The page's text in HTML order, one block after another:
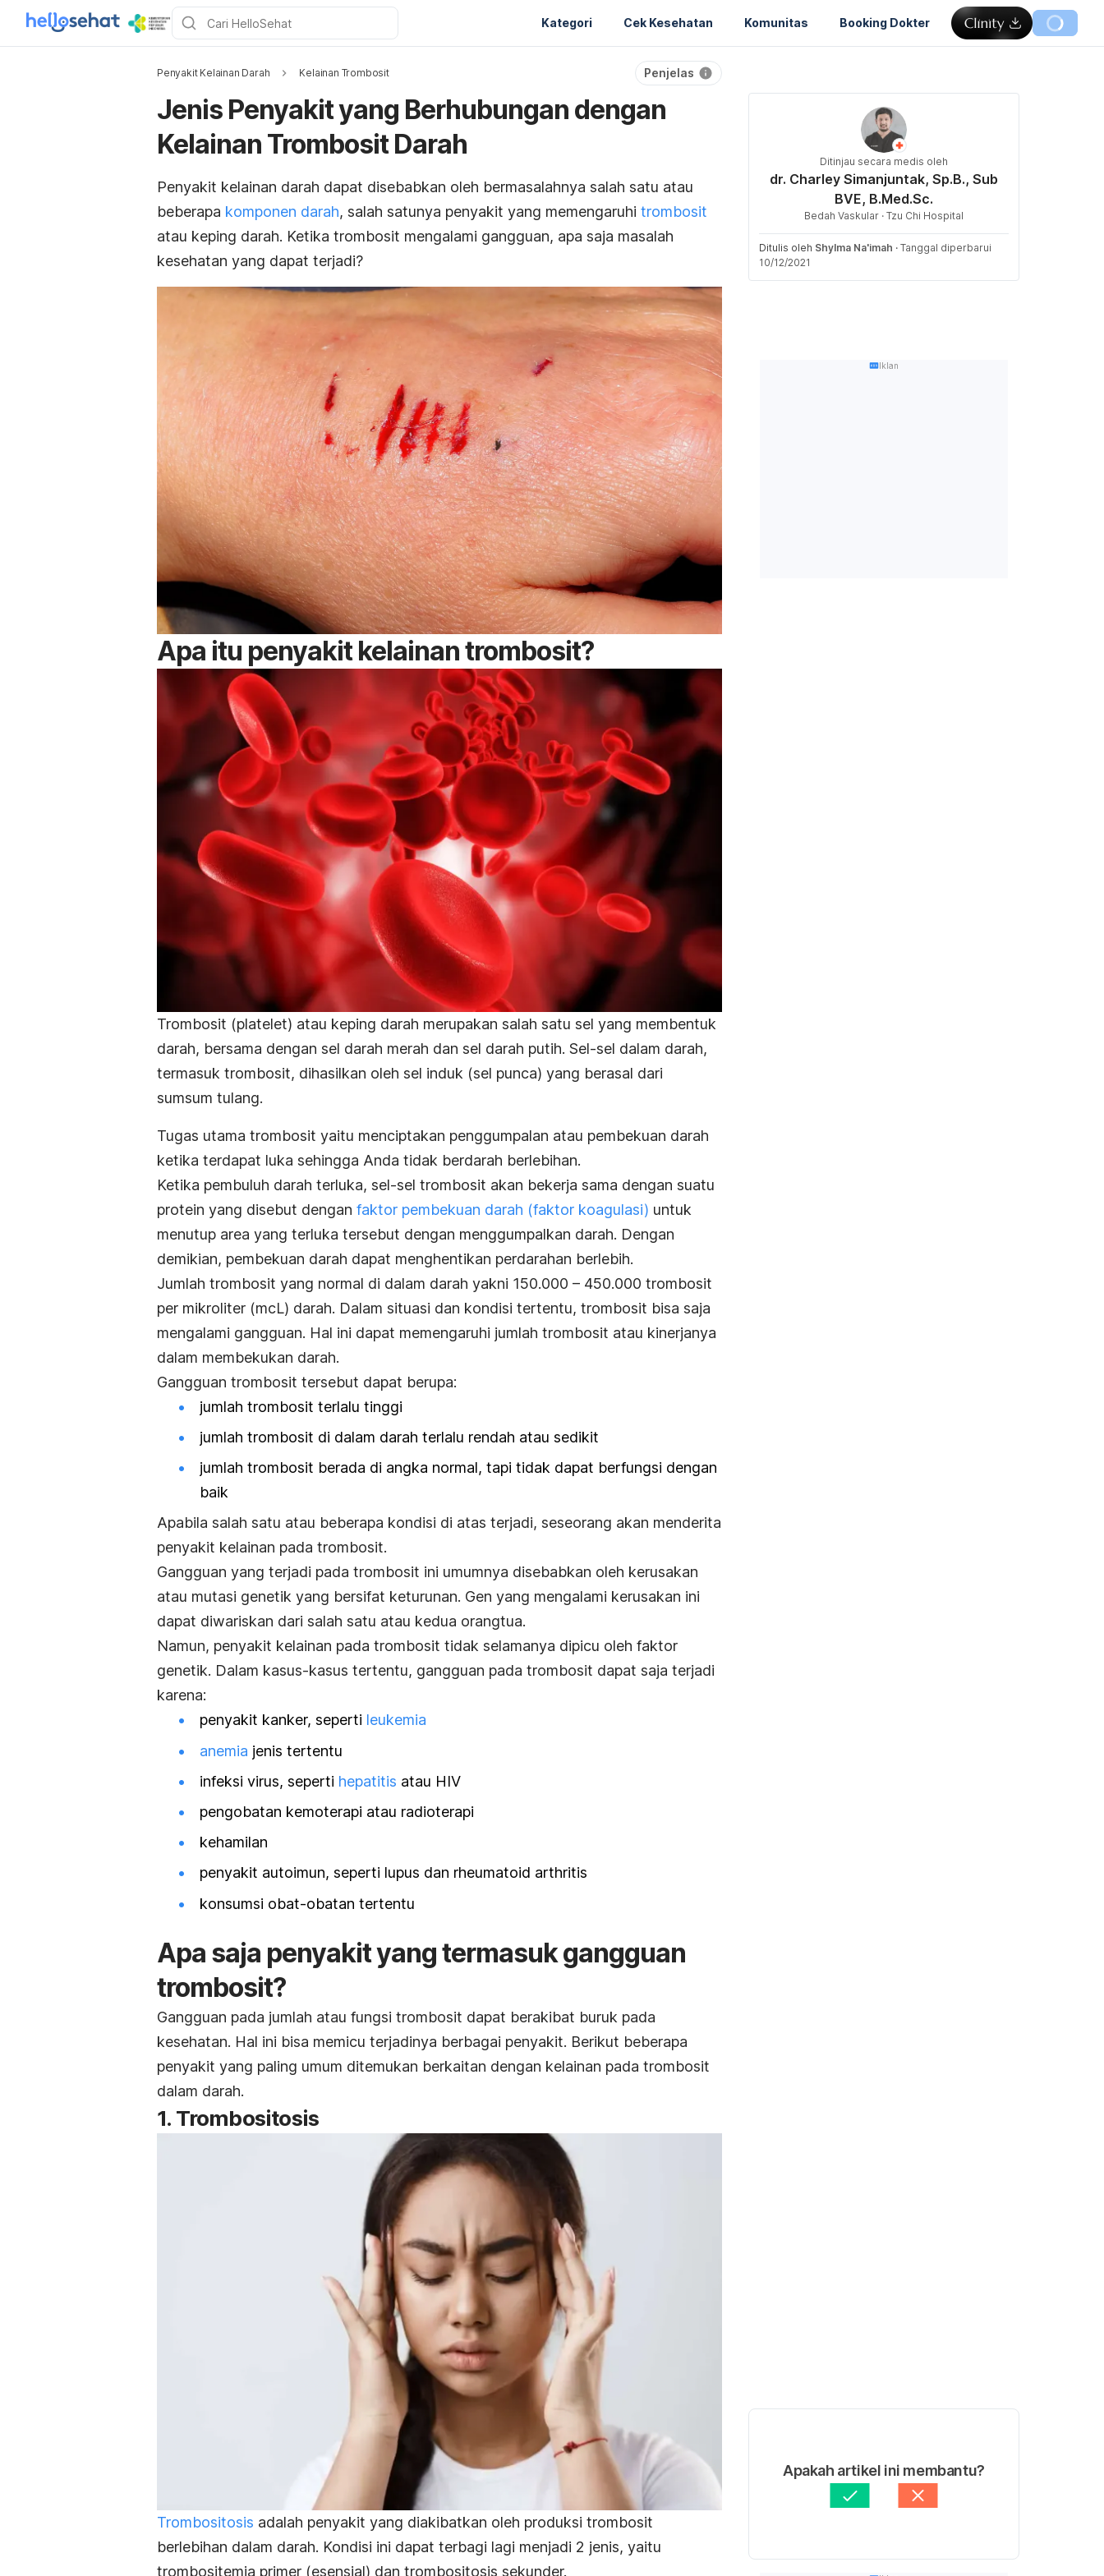
Kategori Cek Kesehatan Komunitas Booking Dokter
Penyakit Kelainan Darah Kelainan Trombosit Penjelas
Jenis Penyakit yang Berhubungan dengan
Kelainan Trombosit Darah
Penyakit kelainan darah dapat disebabkan oleh bermasalahnya salah satu atau
beberapa komponen darah, salah satunya penyakit yang memengaruhi trombosit
atau keping darah. Ketika trombosit mengalami gangguan, apa saja masalah
kesehatan yang dapat terjadi?
Apa itu penyakit kelainan trombosit?
Trombosit (platelet) atau keping darah merupakan salah satu sel yang membentuk
darah, bersama dengan sel darah merah dan sel darah putih. Sel-sel dalam darah,
termasuk trombosit, dihasilkan oleh sel induk (sel punca) yang berasal dari
sumsum tulang.
Tugas utama trombosit yaitu menciptakan penggumpalan atau pembekuan darah
ketika terdapat luka sehingga Anda tidak berdarah berlebihan.
Ketika pembuluh darah terluka, sel-sel trombosit akan bekerja sama dengan suatu
protein yang disebut dengan faktor pembekuan darah (faktor koagulasi) untuk
menutup area yang terluka tersebut dengan menggumpalkan darah. Dengan
demikian, pembekuan darah dapat menghentikan perdarahan berlebih.
Jumlah trombosit yang normal di dalam darah yakni 150.000 – 450.000 trombosit
per mikroliter (mcL) darah. Dalam situasi dan kondisi tertentu, trombosit bisa saja
mengalami gangguan. Hal ini dapat memengaruhi jumlah trombosit atau kinerjanya
dalam membekukan darah.
Gangguan trombosit tersebut dapat berupa:
jumlah trombosit terlalu tinggi
jumlah trombosit di dalam darah terlalu rendah atau sedikit
jumlah trombosit berada di angka normal, tapi tidak dapat berfungsi dengan
baik
Apabila salah satu atau beberapa kondisi di atas terjadi, seseorang akan menderita
penyakit kelainan pada trombosit.
Gangguan yang terjadi pada trombosit ini umumnya disebabkan oleh kerusakan
atau mutasi genetik yang bersifat keturunan. Gen yang mengalami kerusakan ini
dapat diwariskan dari salah satu atau kedua orangtua.
Namun, penyakit kelainan pada trombosit tidak selamanya dipicu oleh faktor
genetik. Dalam kasus-kasus tertentu, gangguan pada trombosit dapat saja terjadi
karena:
penyakit kanker, seperti leukemia
anemia jenis tertentu
infeksi virus, seperti hepatitis atau HIV
pengobatan kemoterapi atau radioterapi
kehamilan
penyakit autoimun, seperti lupus dan rheumatoid arthritis
konsumsi obat-obatan tertentu
Apa saja penyakit yang termasuk gangguan
trombosit?
Gangguan pada jumlah atau fungsi trombosit dapat berakibat buruk pada
kesehatan. Hal ini bisa memicu terjadinya berbagai penyakit. Berikut beberapa
penyakit yang paling umum ditemukan berkaitan dengan kelainan pada trombosit
dalam darah.
1. Trombositosis
Trombositosis adalah penyakit yang diakibatkan oleh produksi trombosit
berlebihan dalam darah. Kondisi ini dapat terbagi lagi menjadi 2 jenis, yaitu
trombositemia primer (esensial) dan trombositosis sekunder.
Ditinjau secara medis oleh
dr. Charley Simanjuntak, Sp.B., Sub
BVE, B.Med.Sc.
Bedah Vaskular · Tzu Chi Hospital
Ditulis oleh Shylma Na'imah · Tanggal diperbarui
10/12/2021
Iklan
Apakah artikel ini membantu?